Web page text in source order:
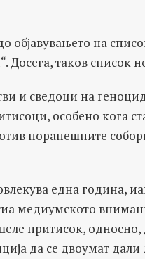
објавувањето на
таков список
и сведоци на
особено кога
поранешните
една година,
медиумското
притисок, односно,
да се двоумат дали